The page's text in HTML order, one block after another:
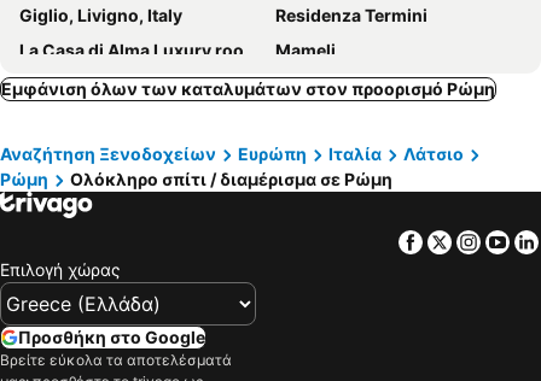
Giglio, Livigno, Italy
Residenza Termini
La Casa di Alma Luxury rooms
Mameli
Casa Francesca
GuestHost - Residence Borgognoni Apartments
Le Fate Suites
Aurelia Antica - Charming Apartment With Parking, Swimming Pool And Tennis, Wifi And Ac
Cialdini Rome
Boutique Grifone
Santamaggiore
Sapienza Apartment by RHR
Andenis Tiber House
Villa di Christian e Michelle
Anthony's Home
LarisaSuite
Εμφάνιση όλων των καταλυμάτων στον προορισμό Ρώμη
Αναζήτηση Ξενοδοχείων Ευρώπη Ιταλία
Λάτσιο
Ρώμη
Ολόκληρο σπίτι / διαμέρισμα σε Ρώμη
Facebook
Twitter
Επιλογή χώρας
Προσθήκη στο Google
Βρείτε εύκολα τα αποτελέσματά